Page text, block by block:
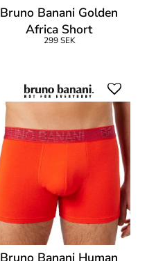
Bruno Banani Golden
Africa Short
299 SEK